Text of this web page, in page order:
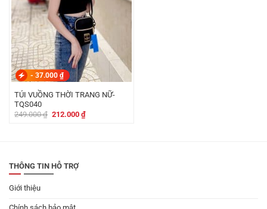
- 37.000 ₫
TÚI VUỒNG THỜI TRANG NỮ-
TQS040
249.000₫ Giá
212.000 ₫Giá
hiện
THÔNG TIN HỖ TRỢ
Giới thiệu